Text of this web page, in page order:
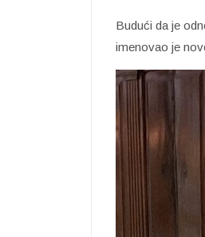
Budući da je
imenovao je